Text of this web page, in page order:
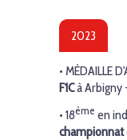
2023
• MÉDAILLE
F1Cà Arbigny
• 18ème en
championnat